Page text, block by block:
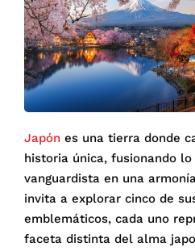
Japón es una tierra donde
historia única, fusionando
vanguardista en una
invita a explorar cinco de
emblemáticos, cada uno
faceta distinta del alma